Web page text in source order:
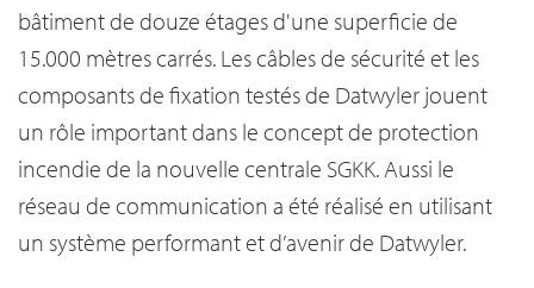
bâtiment de douze étages d'une superficie de
15.000 mètres carrés. Les câbles de sécurité et les
composants de fixation testés de Datwyler jouent
un rôle important dans le concept de protection
incendie de la nouvelle centrale SGKK. Aussi le
réseau de communication a été réalisé en utilisant
un système performant et d’avenir de Datwyler.